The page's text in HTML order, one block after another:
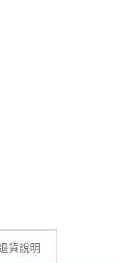
貨說明